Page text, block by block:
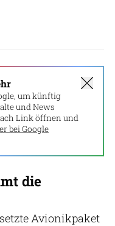
um künftig
und News
Link öffnen und
bei Google
die
Avionikpaket